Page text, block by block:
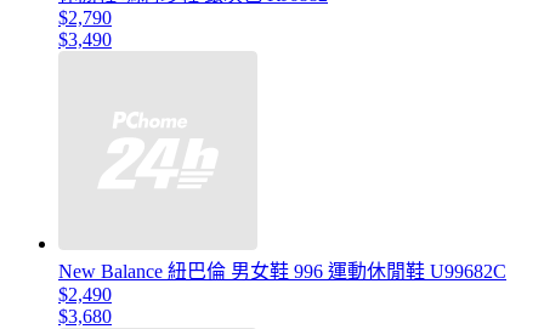
$2,790
$3,490
New Balance 紐巴倫 男女鞋 996 運動休閒鞋 U99682C
$2,490
$3,680